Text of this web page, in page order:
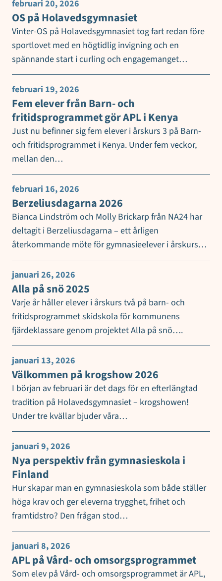
februari 20, 2026
OS på Holavedsgymnasiet
Vinter-OS på Holavedsgymnasiet tog fart redan före
sportlovet med en högtidlig invigning och en
spännande start i curling och engagemanget…
februari 19, 2026
Fem elever från Barn- och
fritidsprogrammet gör APL i Kenya
Just nu befinner sig fem elever i årskurs 3 på Barn-
och fritidsprogrammet i Kenya. Under fem veckor,
mellan den…
februari 16, 2026
Berzeliusdagarna 2026
Bianca Lindström och Molly Brickarp från NA24 har
deltagit i Berzeliusdagarna – ett årligen
återkommande möte för gymnasieelever i årskurs…
januari 26, 2026
Alla på snö 2025
Varje år håller elever i årskurs två på barn- och
fritidsprogrammet skidskola för kommunens
fjärdeklassare genom projektet Alla på snö….
januari 13, 2026
Välkommen på krogshow 2026
I början av februari är det dags för en efterlängtad
tradition på Holavedsgymnasiet – krogshowen!
Under tre kvällar bjuder våra…
januari 9, 2026
Nya perspektiv från gymnasieskola i
Finland
Hur skapar man en gymnasieskola som både ställer
höga krav och ger eleverna trygghet, frihet och
framtidstro? Den frågan stod…
januari 8, 2026
APL på Vård- och omsorgsprogrammet
Som elev på Vård- och omsorgsprogrammet är APL,